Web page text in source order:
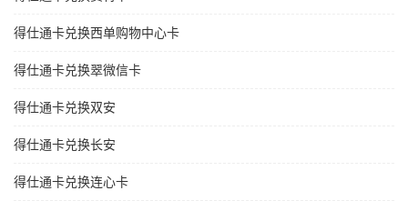
得仕通卡兑换西单购物中心卡
得仕通卡兑换翠微信卡
得仕通卡兑换双安
得仕通卡兑换长安
得仕通卡兑换连心卡